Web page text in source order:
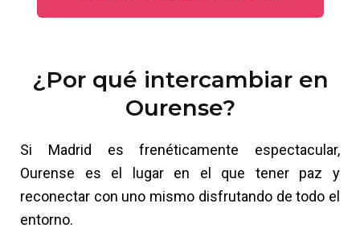
¿Por qué intercambiar en
Ourense?
Si Madrid es frenéticamente espectacular,
Ourense es el lugar en el que tener paz y
reconectar con uno mismo disfrutando de todo el
entorno.